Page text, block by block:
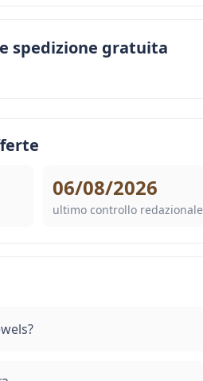
spedizione gratuita
06/08/2026
ultimo controllo redazionale